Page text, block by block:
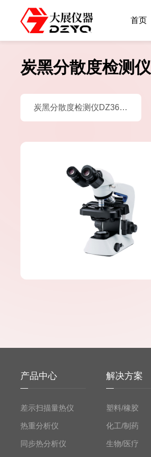
首页
升级款|DSC400系列
高温款|DSC101系列
炭黑含量测定仪DZ3500S
炭黑含量测定仪DZ3500A
炭黑分散度检测仪
炭黑分散度检测仪DZ3600
产品中心
差示扫描量热仪
热重分析仪
同步热分析仪
解决方案
塑料/橡胶
化工/制药
生物/医疗